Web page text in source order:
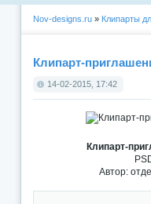
Nov-designs.ru » Клипарты
Клипарт-
14-02-2015, 17:42
Клипарт-
Автор: